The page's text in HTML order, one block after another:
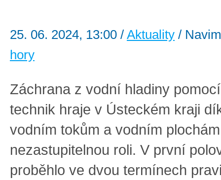
25. 06. 2024, 13:00 / Aktuality /
hory
Záchrana z vodní hladiny
technik hraje v Ústeckém kraji
vodním tokům a vodním plochám
nezastupitelnou roli. V první
proběhlo ve dvou termínech